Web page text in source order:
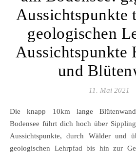
Aussichtspunkte
geologischen
Aussichtspunkte
und
11. Mai 2021
Die knapp 10km lange Blütenwanderung Sipplingen am
Bodensee führt dich hoch über
Aussichtspunkte, durch Wälder und
geologischen Lehrpfad bis hin zur